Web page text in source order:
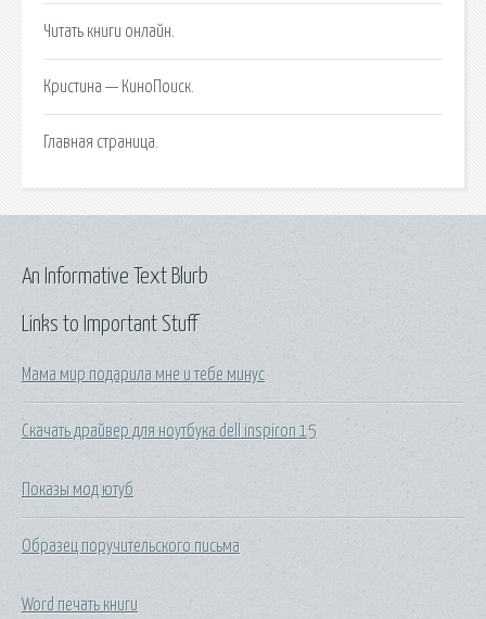
Читать книги онлайн.
Кристина — КиноПоиск.
Главная страница.
Links to Important Stuff
Мама мир подарила мне и тебе минус
Скачать драйвер для ноутбука dell inspiron 15
Показы мод ютуб
Образец поручительского письма
Word печать книги
An Informative Text Blurb